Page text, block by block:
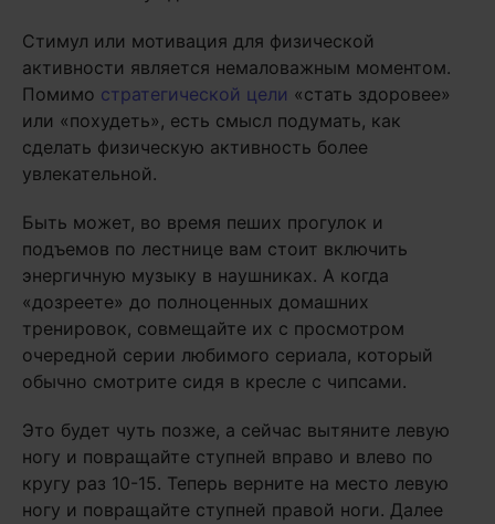
Стимул или мотивация для физической
активности является немаловажным моментом.
Помимо стратегической цели «стать здоровее»
или «похудеть», есть смысл подумать, как
сделать физическую активность более
увлекательной.
Быть может, во время пеших прогулок и
подъемов по лестнице вам стоит включить
энергичную музыку в наушниках. А когда
«дозреете» до полноценных домашних
тренировок, совмещайте их с просмотром
очередной серии любимого сериала, который
обычно смотрите сидя в кресле с чипсами.
Это будет чуть позже, а сейчас вытяните левую
ногу и повращайте ступней вправо и влево по
кругу раз 10-15. Теперь верните на место левую
ногу и повращайте ступней правой ноги. Далее